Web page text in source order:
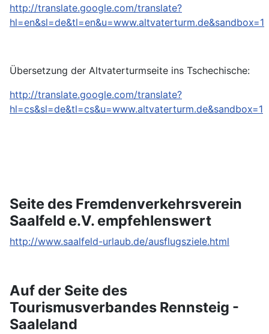
http://translate.google.com/translate?
hl=en&sl=de&tl=en&u=www.altvaterturm.de&sandbox=1
Übersetzung der Altvaterturmseite ins Tschechische:
http://translate.google.com/translate?
hl=cs&sl=de&tl=cs&u=www.altvaterturm.de&sandbox=1
Seite des Fremdenverkehrsverein
Saalfeld e.V. empfehlenswert
http://www.saalfeld-urlaub.de/ausflugsziele.html
Auf der Seite des
Tourismusverbandes Rennsteig -
Saaleland